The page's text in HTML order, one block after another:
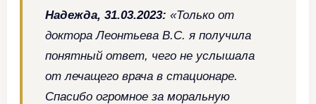
Надежда, 31.03.2023: «Только от
доктора Леонтьева В.С. я получила
понятный ответ, чего не услышала
от лечащего врача в стационаре.
Спасибо огромное за моральную